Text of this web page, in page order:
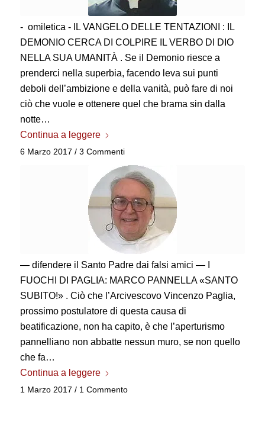
- omiletica - IL VANGELO DELLE TENTAZIONI : IL
DEMONIO CERCA DI COLPIRE IL VERBO DI DIO
NELLA SUA UMANITÀ . Se il Demonio riesce a
prenderci nella superbia, facendo leva sui punti
deboli dell’ambizione e della vanità, può fare di noi
ciò che vuole e ottenere quel che brama sin dalla
notte…
Continua a leggere
6 Marzo 2017 / 3 Commenti
— difendere il Santo Padre dai falsi amici — I
FUOCHI DI PAGLIA: MARCO PANNELLA «SANTO
SUBITO!» . Ciò che l’Arcivescovo Vincenzo Paglia,
prossimo postulatore di questa causa di
beatificazione, non ha capito, è che l’aperturismo
pannelliano non abbatte nessun muro, se non quello
che fa…
Continua a leggere
1 Marzo 2017 / 1 Commento